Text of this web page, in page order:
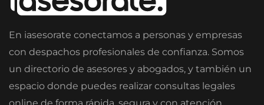
En iasesorate conectamos a personas y empresas
con despachos profesionales de confianza. Somos
un directorio de asesores y abogados, y también un
espacio donde puedes realizar consultas legales
online de forma rápida, segura y con atención